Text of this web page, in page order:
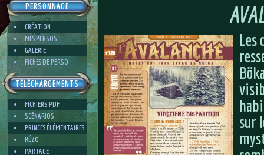
PERSONNAGE
CRÉATION
MES PERSOS
GALERIE
FICHES DE PERSO
TÉLÉCHARGEMENTS
FICHIERS PDF
SCÉNARIOS
PRINCES ÉLÉMENTAIRES
RÉZO
PARTAGE
Les
sur